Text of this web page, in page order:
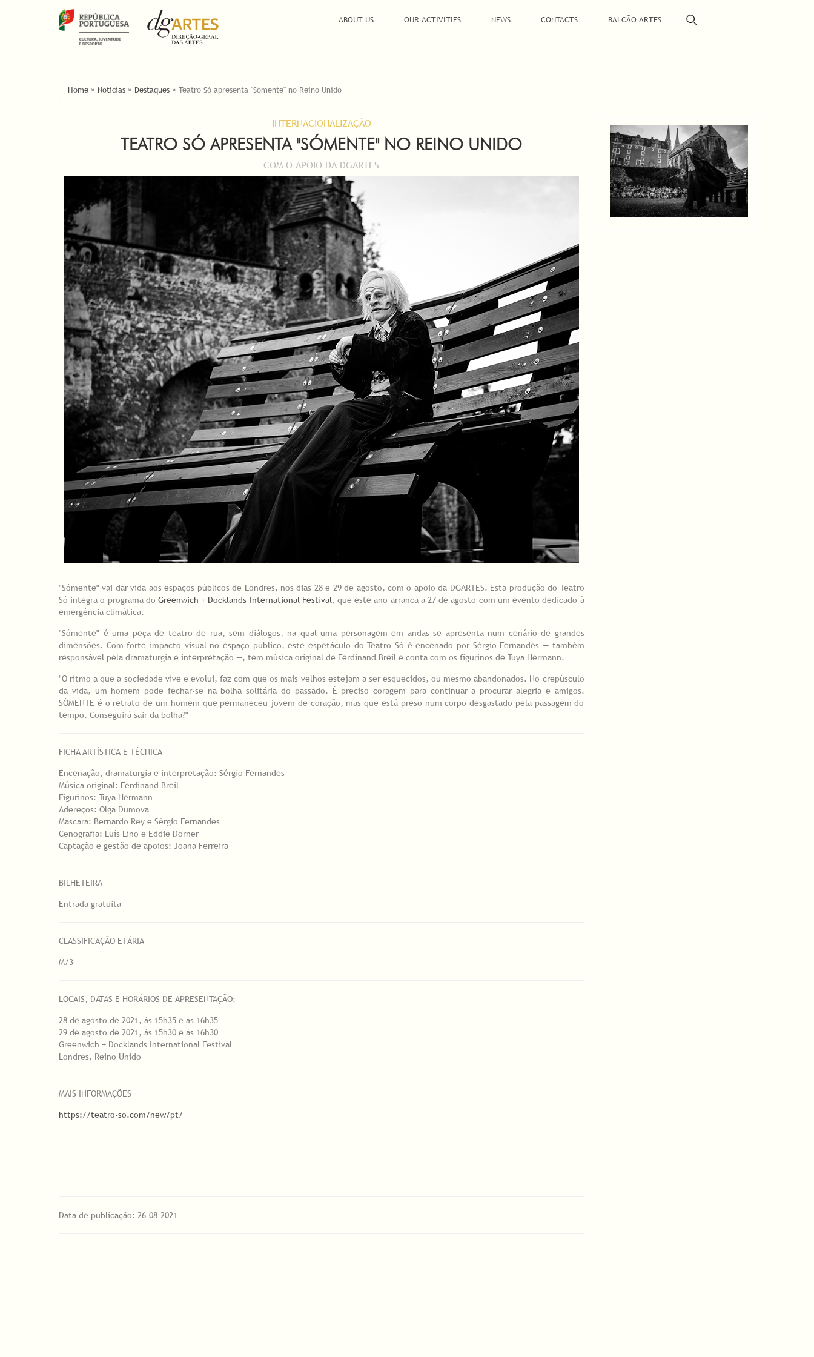
ABOUT US OUR ACTIVITIES NEWS CONTACTS BALCÃO ARTES
YOU ARE HERE
Home » Notícias » Destaques » Teatro Só apresenta "Sómente" no Reino Unido
INTERNACIONALIZAÇÃO
TEATRO SÓ APRESENTA "SÓMENTE" NO REINO UNIDO
COM O APOIO DA DGARTES
"Sómente" vai dar vida aos espaços públicos de Londres, nos dias 28 e 29 de agosto, com o apoio da DGARTES. Esta produção do Teatro
Só integra o programa doGreenwich + Docklands International Festival, que este ano arranca a 27 de agosto com um evento dedicado à
emergência climática.
"Sómente" é uma peça de teatro de rua, sem diálogos, na qual uma personagem em andas se apresenta num cenário de grandes
dimensões. Com forte impacto visual no espaço público, este espetáculo do Teatro Só é encenado por Sérgio Fernandes — também
responsável pela dramaturgia e interpretação —, tem música original de Ferdinand Breil e conta com os figurinos de Tuya Hermann.
"O ritmo a que a sociedade vive e evolui, faz com que os mais velhos estejam a ser esquecidos, ou mesmo abandonados. No crepúsculo
da vida, um homem pode fechar-se na bolha solitária do passado. É preciso coragem para continuar a procurar alegria e amigos.
SÓMENTE é o retrato de um homem que permaneceu jovem de coração, mas que está preso num corpo desgastado pela passagem do
tempo. Conseguirá sair da bolha?"
FICHA ARTÍSTICA E TÉCNICA
Encenação, dramaturgia e interpretação: Sérgio Fernandes
Música original: Ferdinand Breil
Figurinos: Tuya Hermann
Adereços: Olga Dumova
Máscara: Bernardo Rey e Sérgio Fernandes
Cenografia: Luís Lino e Eddie Dorner
Captação e gestão de apoios: Joana Ferreira
BILHETEIRA
Entrada gratuita
CLASSIFICAÇÃO ETÁRIA
M/3
LOCAIS, DATAS E HORÁRIOS DE APRESENTAÇÃO:
28 de agosto de 2021, às 15h35 e às 16h35
29 de agosto de 2021, às 15h30 e às 16h30
Greenwich + Docklands International Festival
Londres, Reino Unido
MAIS INFORMAÇÕES
https://teatro-so.com/new/pt/
Data de publicação: 26-08-2021